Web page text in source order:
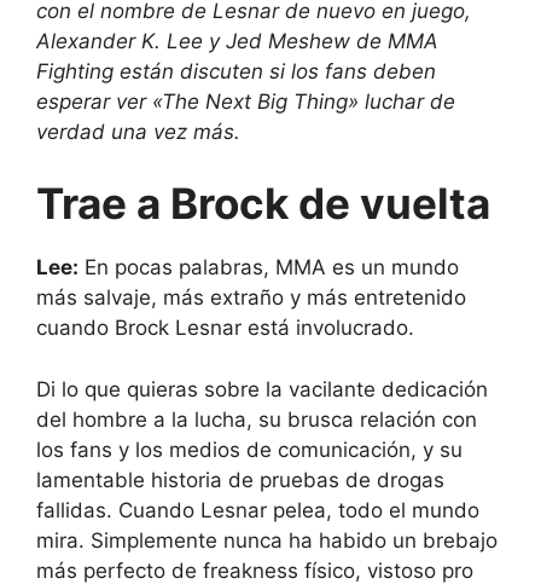
con el nombre de Lesnar de nuevo en juego,
Alexander K. Lee y Jed Meshew de MMA
Fighting están discuten si los fans deben
esperar ver «The Next Big Thing» luchar de
verdad una vez más.
Trae a Brock de vuelta
Lee: En pocas palabras, MMA es un mundo
más salvaje, más extraño y más entretenido
cuando Brock Lesnar está involucrado.
Di lo que quieras sobre la vacilante dedicación
del hombre a la lucha, su brusca relación con
los fans y los medios de comunicación, y su
lamentable historia de pruebas de drogas
fallidas. Cuando Lesnar pelea, todo el mundo
mira. Simplemente nunca ha habido un brebajo
más perfecto de freakness físico, vistoso pro